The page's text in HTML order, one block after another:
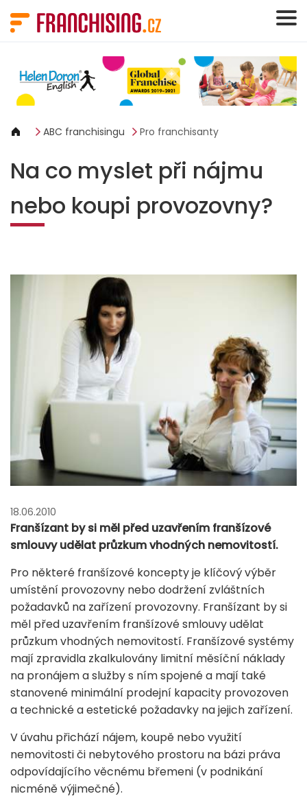
ABC franchisingu Pro franchisanty
Na co myslet při nájmu
nebo koupi provozovny?
18.06.2010
Franšízant by si měl před uzavřením franšízové
smlouvy udělat průzkum vhodných nemovitostí.
Pro některé franšízové koncepty je klíčový výběr
umístění provozovny nebo dodržení zvláštních
požadavků na zařízení provozovny. Franšízant by si
měl před uzavřením franšízové smlouvy udělat
průzkum vhodných nemovitostí. Franšízové systémy
mají zpravidla zkalkulovány limitní měsíční náklady
na pronájem a služby s ním spojené a mají také
stanovené minimální prodejní kapacity provozoven
a technické a estetické požadavky na jejich zařízení.
V úvahu přichází nájem, koupě nebo využití
nemovitosti či nebytového prostoru na bázi práva
odpovídajícího věcnému břemeni (v podnikání
nicméně výjimečné).